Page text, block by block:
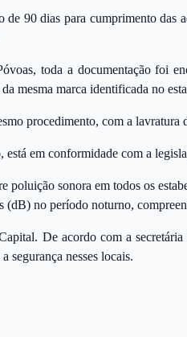
90 dias para cumprimento das
toda a documentação foi
mesma marca identificada no
procedimento, com a lavratura
em conformidade com a
poluição sonora em todos os
no período noturno,
De acordo com a
segurança nesses locais.